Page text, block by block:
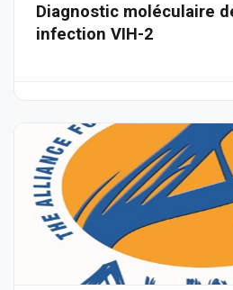
Diagnostic moléculaire
infection VIH-2